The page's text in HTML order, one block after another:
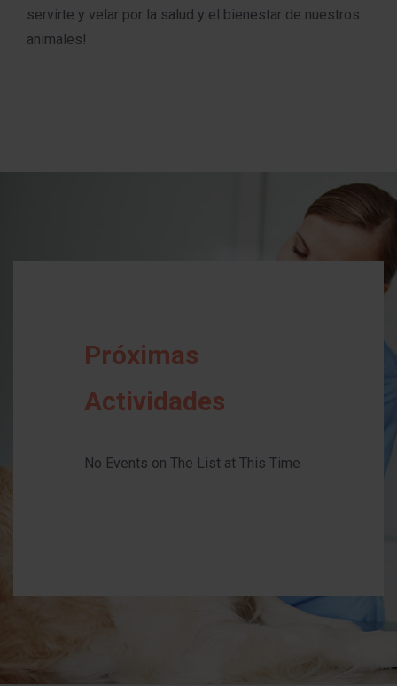
servirte y velar por la salud y el bienestar de nuestros
animales!
Próximas
Actividades
No Events on The List at This Time